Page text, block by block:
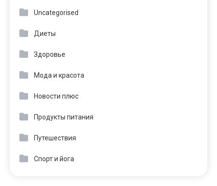
Uncategorised
Диеты
Здоровье
Мода и красота
Новости плюс
Продукты питания
Путешествия
Спорт и йога